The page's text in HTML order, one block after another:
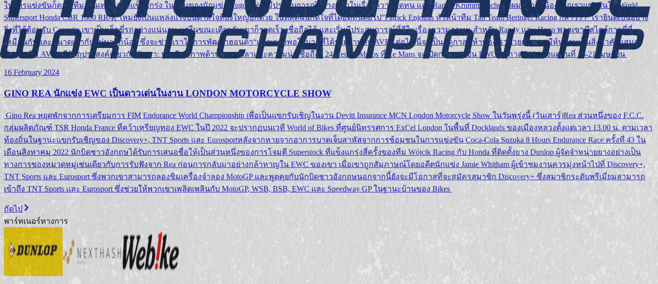
ในการแข่งขันก็ตาม ทีมงานเทคนิคจึงแข็งแกร่ง ในส่วนของนักแข่ง Hugo Clère มีประสบการณ์อย่างมากในเรื่องความอดทน และ Randy Krummunacher ที่ผมรู้จักดี เนื่องจากเราแข่งกันใน World
Supersport Honda CBR 1000 RR-R ใหม่ยังเป็นแหล่งแรงบันดาลใจที่ยิ่งใหญ่อีกด้วย ในที่สุดฉันก็ดีใจที่ได้อดทนต่อไป”Patrick Enjolras หัวหน้าทีม Tati Team Beringer Racing กล่าวว่า “เรายินดีเป็นอย่าง
ยิ่งที่ได้ต้อนรับ Corentin เขาเป็นเด็กขี่รถอย่างแน่นอน แต่ในขณะเดียวกันเขาก็รวดเร็ว เชื่อถือได้ และเริ่มมีประสบการณ์ที่ดีในเรื่องความอดทน สำหรับ Randy และ Hugo พวกเขามีสไตล์การขี่ที่
เหมือนกันและขนาดเท่ากันไม่มากก็น้อย ซึ่งจะช่วยเราในการพัฒนาฮอนด้า“แล้วเราก็พอใจมากที่ได้ร่วมงานกับ AVE6 ต่อไป นี่จะเป็นฤดูกาลที่ห้าของเราด้วยกัน การมีหุ้นส่วนเป็นสิ่งสำคัญเสมอ
สำหรับทีม AVE6 มีวัตถุประสงค์เดียวกันกับเรา: ประสิทธิภาพด้านระยะเวลาและความน่าเชื่อถือ” 24 Heures Motos ที่ Le Mans จะเปิดการแข่งขัน EWC ฤดูกาล 2024 ตั้งแต่วันที่ 18-21 เมษายน
16 February 2024
GINO REA นักแข่ง EWC เป็นดาวเด่นในงาน LONDON MOTORCYCLE SHOW
Gino Rea หยุดพักจากการเตรียมการ FIM Endurance World Championship เพื่อเป็นแขกรับเชิญในงาน Devitt Insurance MCN London Motorcycle Show ในวันพรุ่งนี้ (วันเสาร์)Rea ส่วนหนึ่งของ F.C.C.
กลุ่มผลิตภัณฑ์ TSR Honda France ที่คว้าเหรียญทอง EWC ในปี 2022 จะปรากฏบนเวที World of Bikes ที่ศูนย์นิทรรศการ ExCel London ในพื้นที่ Docklands ของเมืองหลวงตั้งแต่เวลา 13.00 น. ตามเวลา
ท้องถิ่นในฐานะแขกรับเชิญของ Discovery+, TNT Sports และ Eurosportหลังจากหายจากอาการบาดเจ็บสาหัสจากการซ้อมชนในการแข่งขัน Coca-Cola Suzuka 8 Hours Endurance Race ครั้งที่ 43 ใน
เดือนสิงหาคม 2022 นักบิดชาวอังกฤษได้รับการเสนอชื่อให้เป็นส่วนหนึ่งของการโจมตี Superstock ที่แข็งแกร่งสี่ครั้งของทีม Wójcik Racing กับ Honda ที่ติดตั้งยาง Dunlop ผู้จัดจำหน่ายยางอย่างเป็น
ทางการของหมวดหมู่เช่นเดียวกับการรับฟังจาก Rea ก่อนการกลับมาอย่างกล้าหาญใน EWC ของเขา เมื่อเขาถูกสัมภาษณ์โดยอดีตนักแข่ง Jamie Whitham ผู้เข้าชมงานควรมุ่งหน้าไปที่ Discovery+,
TNT Sports และ Eurosport ซึ่งพวกเขาสามารถลองชิมเครื่องจำลอง MotoGP และพูดคุยกับนักบิดชาวอังกฤษนอกจากนี้ยังจะมีโอกาสที่จะสมัครสมาชิก Discovery+ ซึ่งสมาชิกระดับพรีเมี่ยมสามารถ
เข้าถึง TNT Sports และ Eurosport ซึ่งช่วยให้พวกเขาเพลิดเพลินกับ MotoGP, WSB, BSB, EWC และ Speedway GP ในฐานะบ้านของ Bikes
ถัดไป
พาร์ทเนอร์ทางการ